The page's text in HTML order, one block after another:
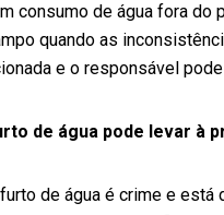
consumo de água fora do
quando as
e o responsável
de água pode levar à
de água é crime e